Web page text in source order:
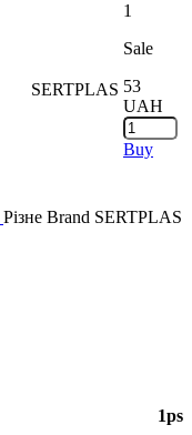
SERTPLAS
1
Sale
53
UAH
Buy
Різне Brand SERTPLAS
1ps